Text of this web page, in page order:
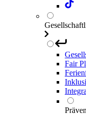
Fair